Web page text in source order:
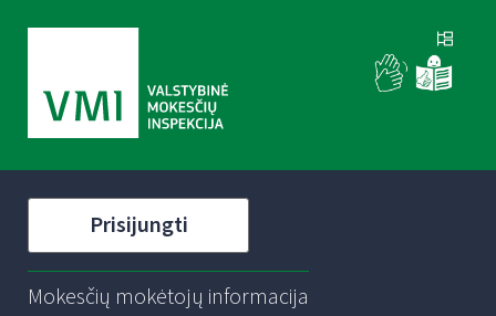
Prisijungti
Mokesčių mokėtojų informacija